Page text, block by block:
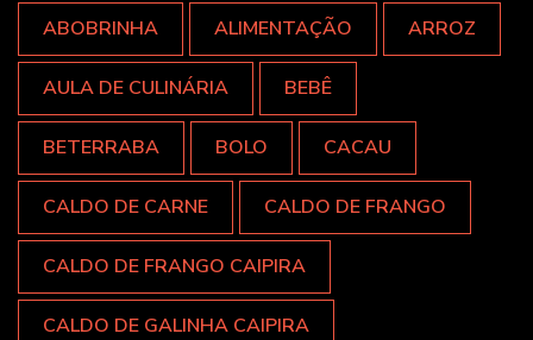
ABOBRINHA ALIMENTAÇÃO ARROZ
AULA DE CULINÁRIA BEBÊ
BETERRABA BOLO CACAU
CALDO DE CARNE CALDO DE FRANGO
CALDO DE FRANGO CAIPIRA
CALDO DE GALINHA CAIPIRA